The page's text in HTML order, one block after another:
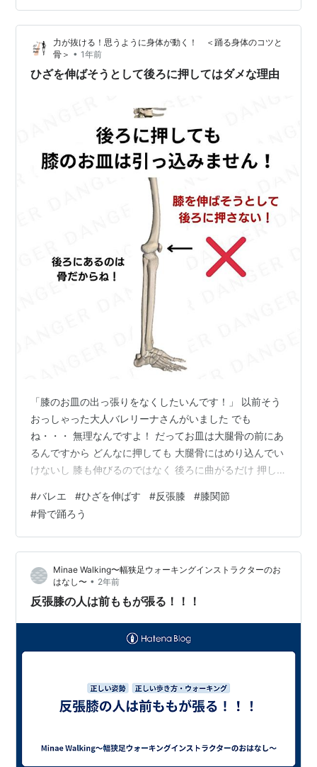
き、無意識に膝をまっすぐ通り越して「反らせて」いま
せんか？この状態が「反張膝」。本来の生理的範囲を越
えて膝が過伸展してしまっている姿勢です。 この姿勢で
は骨で立っているように見えて、実際は大腿四頭筋が過
剰に働いてしまい…
力が抜ける！思うように身体が動く！ ＜踊る身体のコツと
骨＞ • 1年前
ひざを伸ばそうとして後ろに押してはダメな理由
「膝のお皿の出っ張りをなくしたいんです！」 以前そう
おっしゃった大人バレリーナさんがいました でも
ね・・・ 無理なんですよ！ だってお皿は大腿骨の前にあ
るんですから どんなに押しても 大腿骨にはめり込んでい
けないし 膝も伸びるのではなく 後ろに曲がるだけ 押し
したから 膝を伸ばすときはたらく筋肉ですからね それで
も良いなら遠慮なくどうぞ 私は絶対にお勧めしませんけ
ど！ 膝の靭帯がゆるんで不安定になるから バランスが取
りにくいし 股関節は内旋しちゃうし プリエしにくくなる
し 訓練してその膝に合わせた身体に作り上げるのは自由
だけど あちこちに負担…
#バレエ #ひざを伸ばす #反張膝 #膝関節
#骨で踊ろう
Minae Walking〜幅狭足ウォーキングインストラクターのお
はなし〜 • 2年前
反張膝の人は前ももが張る！！！